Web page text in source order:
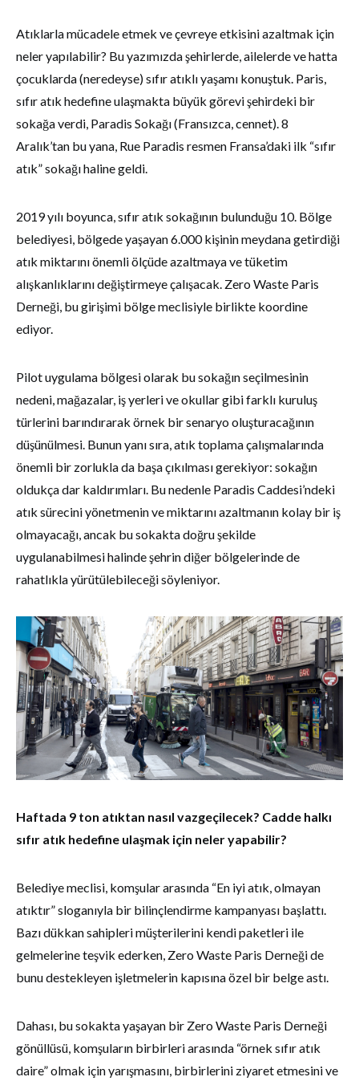
Atıklarla mücadele etmek ve çevreye etkisini azaltmak için
neler yapılabilir? Bu yazımızda şehirlerde, ailelerde ve hatta
çocuklarda (neredeyse) sıfır atıklı yaşamı konuştuk. Paris,
sıfır atık hedefine ulaşmakta büyük görevi şehirdeki bir
sokağa verdi, Paradis Sokağı (Fransızca, cennet). 8
Aralık’tan bu yana, Rue Paradis resmen Fransa’daki ilk “sıfır
atık” sokağı haline geldi.
2019 yılı boyunca, sıfır atık sokağının bulunduğu 10. Bölge
belediyesi, bölgede yaşayan 6.000 kişinin meydana getirdiği
atık miktarını önemli ölçüde azaltmaya ve tüketim
alışkanlıklarını değiştirmeye çalışacak. Zero Waste Paris
Derneği, bu girişimi bölge meclisiyle birlikte koordine
ediyor.
Pilot uygulama bölgesi olarak bu sokağın seçilmesinin
nedeni, mağazalar, iş yerleri ve okullar gibi farklı kuruluş
türlerini barındırarak örnek bir senaryo oluşturacağının
düşünülmesi. Bunun yanı sıra, atık toplama çalışmalarında
önemli bir zorlukla da başa çıkılması gerekiyor: sokağın
oldukça dar kaldırımları. Bu nedenle Paradis Caddesi’ndeki
atık sürecini yönetmenin ve miktarını azaltmanın kolay bir iş
olmayacağı, ancak bu sokakta doğru şekilde
uygulanabilmesi halinde şehrin diğer bölgelerinde de
rahatlıkla yürütülebileceği söyleniyor.
Haftada 9 ton atıktan nasıl vazgeçilecek? Cadde halkı
sıfır atık hedefine ulaşmak için neler yapabilir?
Belediye meclisi, komşular arasında “En iyi atık, olmayan
atıktır” sloganıyla bir bilinçlendirme kampanyası başlattı.
Bazı dükkan sahipleri müşterilerini kendi paketleri ile
gelmelerine teşvik ederken, Zero Waste Paris Derneği de
bunu destekleyen işletmelerin kapısına özel bir belge astı.
Dahası, bu sokakta yaşayan bir Zero Waste Paris Derneği
gönüllüsü, komşuların birbirleri arasında “örnek sıfır atık
daire” olmak için yarışmasını, birbirlerini ziyaret etmesini ve